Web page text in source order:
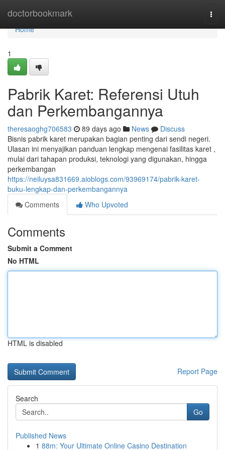
doctorbookmark
Home
Home
1
Pabrik Karet: Referensi Utuh
dan Perkembangannya
theresaoghg706583 89 days ago News
Discuss
Bisnis pabrik karet merupakan bagian penting dari sendi negeri.
Ulasan ini menyajikan panduan lengkap mengenai fasilitas karet ,
mulai dari tahapan produksi, teknologi yang digunakan, hingga
perkembangan
https://neiluysa831669.aioblogs.com/93969174/pabrik-karet-
buku-lengkap-dan-perkembangannya
Comments
Who Upvoted
Comments
Submit a Comment
No HTML
HTML is disabled
Report Page
Search
Go
Published News
1 88m: Your Ultimate Online Casino Destination